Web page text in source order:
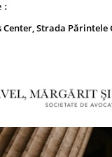
:
Center, Strada Părintele